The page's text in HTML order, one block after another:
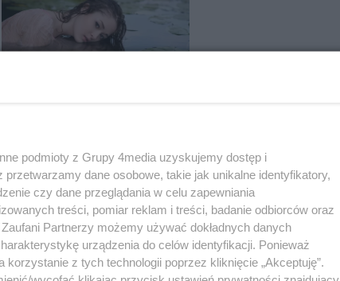
podmioty z Grupy 4media uzyskujemy dostęp i
dane osobowe, takie jak unikalne identyfikatory,
czy dane przeglądania w celu zapewniania
treści, pomiar reklam i treści, badanie odbiorców oraz
Partnerzy możemy używać dokładnych danych
urządzenia do celów identyfikacji. Ponieważ
z tych technologii poprzez kliknięcie „Akceptuję”.